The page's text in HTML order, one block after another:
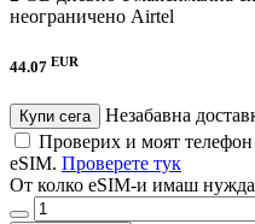
неограничено Airtel
44.07 EUR
Купи сега
Незабавна
Проверих и моят телефон
eSIM. Проверете тук
От колко eSIM-и имаш